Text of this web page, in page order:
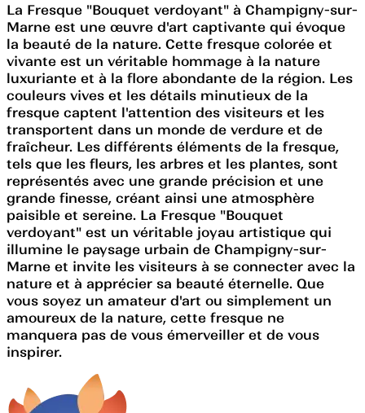
La Fresque "Bouquet verdoyant" à Champigny-sur-
Marne est une œuvre d'art captivante qui évoque
la beauté de la nature. Cette fresque colorée et
vivante est un véritable hommage à la nature
luxuriante et à la flore abondante de la région. Les
couleurs vives et les détails minutieux de la
fresque captent l'attention des visiteurs et les
transportent dans un monde de verdure et de
fraîcheur. Les différents éléments de la fresque,
tels que les fleurs, les arbres et les plantes, sont
représentés avec une grande précision et une
grande finesse, créant ainsi une atmosphère
paisible et sereine. La Fresque "Bouquet
verdoyant" est un véritable joyau artistique qui
illumine le paysage urbain de Champigny-sur-
Marne et invite les visiteurs à se connecter avec la
nature et à apprécier sa beauté éternelle. Que
vous soyez un amateur d'art ou simplement un
amoureux de la nature, cette fresque ne
manquera pas de vous émerveiller et de vous
inspirer.